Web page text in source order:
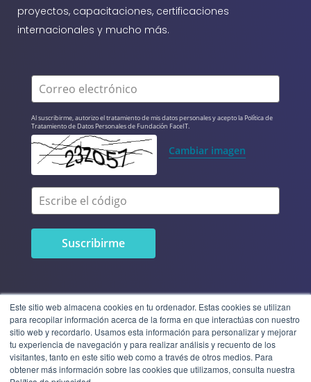
Este sitio web almacena cookies en tu ordenador. Estas cookies se utilizan
para recopilar información acerca de la forma en que interactúas con nuestro
sitio web y recordarlo. Usamos esta información para personalizar y mejorar
tu experiencia de navegación y para realizar análisis y recuento de los
visitantes, tanto en este sitio web como a través de otros medios. Para
obtener más información sobre las cookies que utilizamos, consulta nuestra
proyectos, capacitaciones, certificaciones
internacionales y mucho más.
Correo electrónico
Al suscribirme, autorizo el tratamiento de mis datos personales y acepto la Política de
Tratamiento de Datos Personales de Fundación FaceIT.
Cambiar imagen
Escribe el código
© 2023 Fundación FaceIT | Todos